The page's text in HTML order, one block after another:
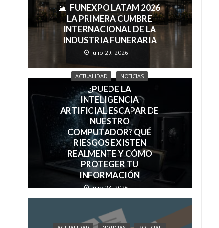
FUNEXPO LATAM 2026
LA PRIMERA CUMBRE
INTERNACIONAL DE LA
INDUSTRIA FUNERARIA
julio 29, 2026
ACTUALIDAD NOTICIAS
¿PUEDE LA
INTELIGENCIA
ARTIFICIAL ESCAPAR DE
NUESTRO
COMPUTADOR? QUÉ
RIESGOS EXISTEN
REALMENTE Y CÓMO
PROTEGER TU
INFORMACIÓN
julio 28, 2026